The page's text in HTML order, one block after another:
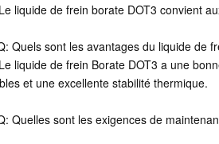
liquide de frein borate DOT3 convient
Quels sont les avantages du liquide de
liquide de frein Borate DOT3 a une
et une excellente stabilité thermique.
Quelles sont les exigences de